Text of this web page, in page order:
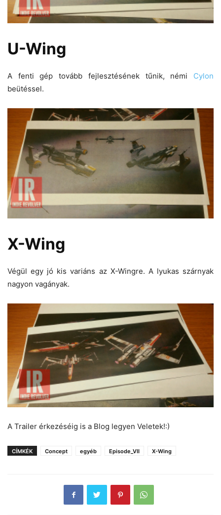
U-Wing
A fenti gép tovább fejlesztésének tűnik, némi Cylon
beütéssel.
X-Wing
Végül egy jó kis variáns az X-Wingre. A lyukas szárnyak
nagyon vagányak.
A Trailer érkezéséig is a Blog legyen Veletek!:)
CÍMKÉK Concept egyéb Episode_VII X-Wing